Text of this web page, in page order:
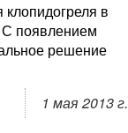
в
С появлением
решение
1 мая 2013 г.